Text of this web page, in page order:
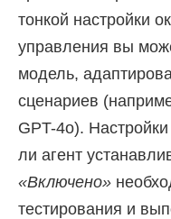
тонкой настройки
управления вы
модель,
сценариев
GPT-4o).
ли агент
«Включено»
тестирования и